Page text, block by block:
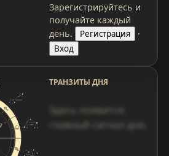
Зарегистрируйтесь и
получайте каждый
день.
Регистрация ·
Вход
ТРАНЗИТЫ ДНЯ
Здесь появится
главный сигнал дня.